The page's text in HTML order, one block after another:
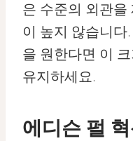
은 수준의 외관을
이 높지 않습니다
을 원한다면 이
유지하세요.
에디슨 펄